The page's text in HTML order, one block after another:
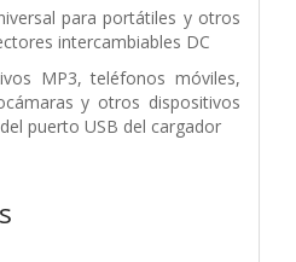
para portátiles y otros
intercambiables DC
MP3, teléfonos móviles,
y otros dispositivos
puerto USB del cargador